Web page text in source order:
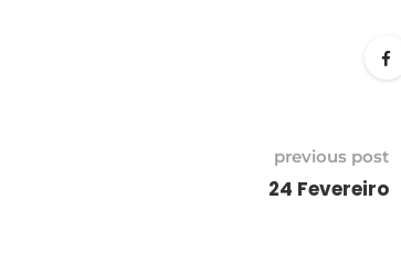
previous post
24 Fevereiro